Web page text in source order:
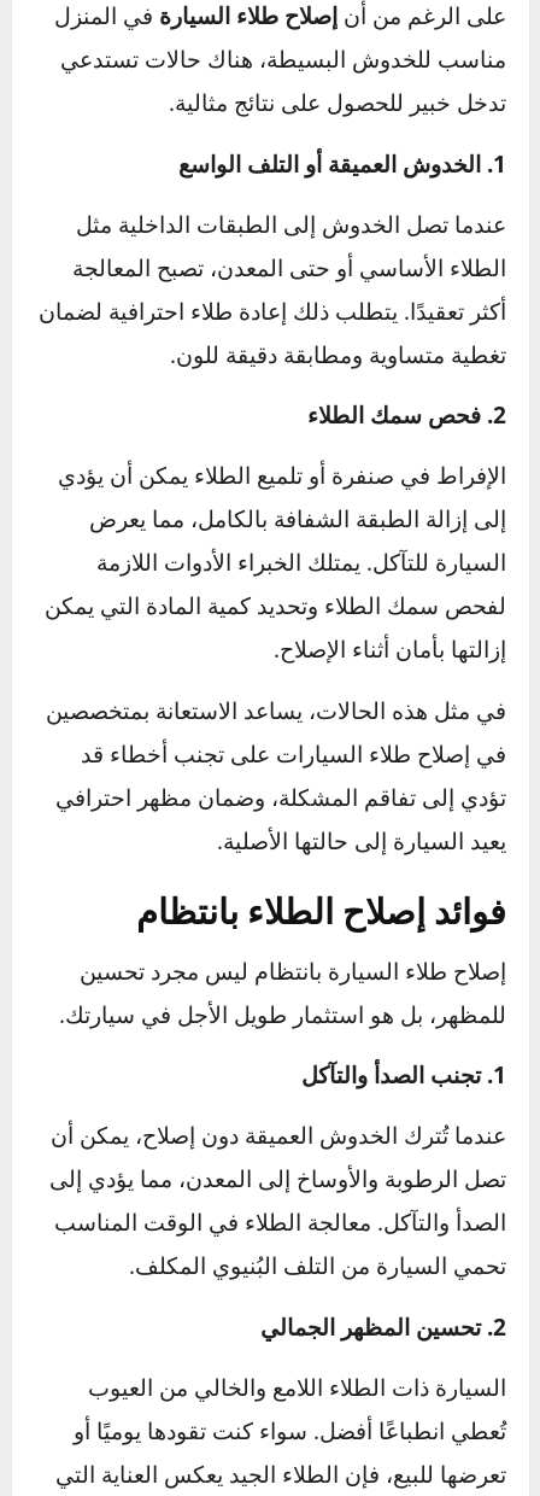
على الرغم من أنإصلاح طلاء السيارةفي المنزل
مناسب للخدوش البسيطة، هناك حالات تستدعي
تدخل خبير للحصول على نتائج مثالية.
الطلاء الأساسي أو حتى المعدن، تصبح المعالجة
أكثر تعقيدًا. يتطلب ذلك إعادة طلاء احترافية لضمان
تغطية متساوية ومطابقة دقيقة للون.
الإفراط في صنفرة أو تلميع الطلاء يمكن أن يؤدي
إلى إزالة الطبقة الشفافة بالكامل، مما يعرض
لفحص سمك الطلاء وتحديد كمية المادة التي يمكن
إزالتها بأمان أثناء الإصلاح.
في مثل هذه الحالات، يساعد الاستعانة بمتخصصين
في إصلاح طلاء السيارات على تجنب أخطاء قد
يعيد السيارة إلى حالتها الأصلية.
فوائد إصلاح الطلاء بانتظام
إصلاح طلاء السيارة بانتظام ليس مجرد تحسين